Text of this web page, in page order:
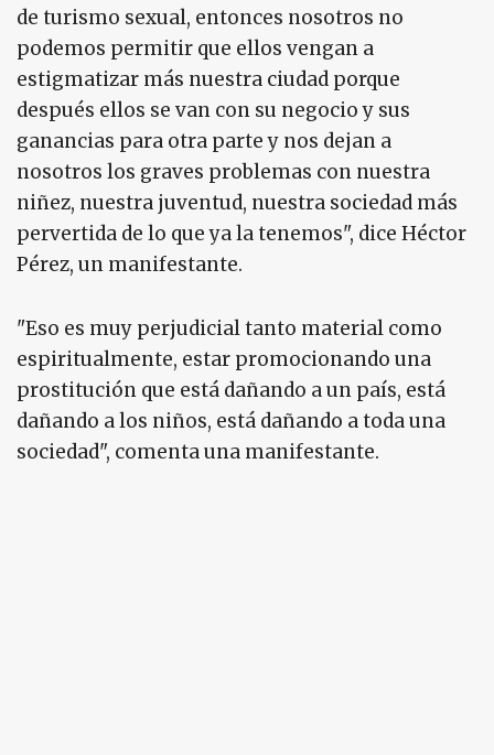
de turismo sexual, entonces nosotros no
podemos permitir que ellos vengan a
estigmatizar más nuestra ciudad porque
después ellos se van con su negocio y sus
ganancias para otra parte y nos dejan a
nosotros los graves problemas con nuestra
niñez, nuestra juventud, nuestra sociedad más
pervertida de lo que ya la tenemos", dice Héctor
Pérez, un manifestante.
"Eso es muy perjudicial tanto material como
espiritualmente, estar promocionando una
prostitución que está dañando a un país, está
dañando a los niños, está dañando a toda una
sociedad", comenta una manifestante.